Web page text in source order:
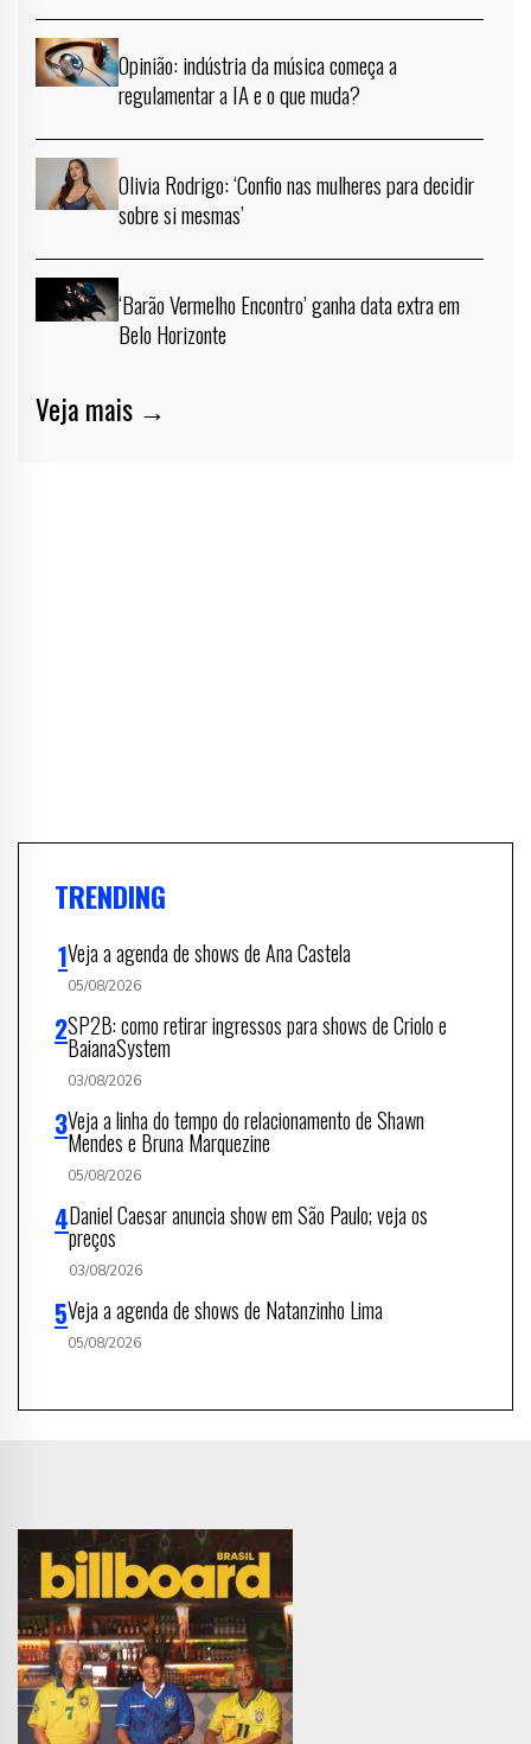
Opinião: indústria da música começa a
regulamentar a IA e o que muda?
Olivia Rodrigo: ‘Confio nas mulheres para decidir
sobre si mesmas’
‘Barão Vermelho Encontro’ ganha data extra em
Belo Horizonte
Veja mais →
TRENDING
Veja a agenda de shows de Ana Castela
05/08/2026
SP2B: como retirar ingressos para shows de Criolo e
BaianaSystem
03/08/2026
Veja a linha do tempo do relacionamento de Shawn
Mendes e Bruna Marquezine
05/08/2026
Daniel Caesar anuncia show em São Paulo; veja os
preços
03/08/2026
Veja a agenda de shows de Natanzinho Lima
05/08/2026